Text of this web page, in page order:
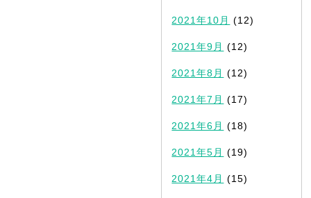
2021年10月 (12)
2021年9月 (12)
2021年8月 (12)
2021年7月 (17)
2021年6月 (18)
2021年5月 (19)
2021年4月 (15)